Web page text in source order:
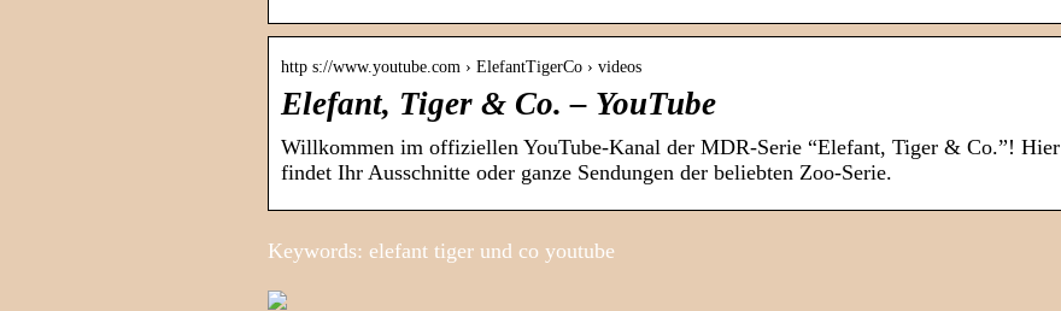
http s://www.youtube.com › ElefantTigerCo › videos
Elefant, Tiger & Co. – YouTube
Willkommen im offiziellen YouTube-Kanal der MDR-Serie “Elefant, Tiger & Co.”! Hier
findet Ihr Ausschnitte oder ganze Sendungen der beliebten Zoo-Serie.
Keywords: elefant tiger und co youtube